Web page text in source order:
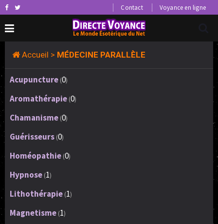
Contact Voyance en ligne
Accueil > MÉDECINE PARALLÈLE
Acupuncture (0)
Aromathérapie (0)
Chamanisme (0)
Guérisseurs (0)
Homéopathie (0)
Hypnose (1)
Lithothérapie (1)
Magnetisme (1)